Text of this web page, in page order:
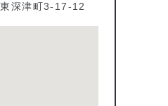
深津町3-17-12